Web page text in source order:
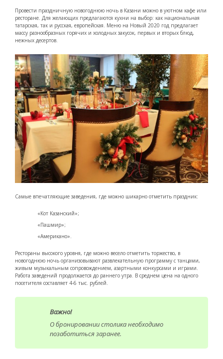
Провести праздничную новогоднюю ночь в Казани можно в уютном кафе или
ресторане. Для желающих предлагаются кухни на выбор: как национальная
татарская, так и русская, европейская. Меню на Новый 2020 год предлагает
массу разнообразных горячих и холодных закусок, первых и вторых блюд,
нежных десертов.
Самые впечатляющие заведения, где можно шикарно отметить праздник:
«Кот Казанский»;
«Пашмир»;
«Американо».
Рестораны высокого уровня, где можно весело отметить торжество, в
новогоднюю ночь организовывают развлекательную программу с танцами,
живым музыкальным сопровождением, азартными конкурсами и играми.
Работа заведений продолжается до раннего утра. В среднем цена на одного
посетителя составляет 4-6 тыс. рублей.
Важно!
О бронировании столика необходимо
позаботиться заранее.